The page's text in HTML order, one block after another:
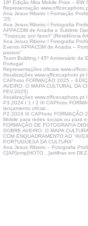
18ª Edição Mira Mobile Prize – BW
Representação
Ana Jesus Ribeiro I Formação
’25:
Ana Jesus Ribeiro I Fotografia
APPACDM de Anadia e Sublime
“Tropeçar, por favor!” (Residência
Ana Jesus Ribeiro I Fotografia
Evento APPACDM de Anadia –
passos”
Team Building / 45º Aniversário da
Portugal
Representações oficiais
Atualizações www.officecaphoto.pt
CAPhoto FORMAÇÃO 2025 –
AVEIRO: O MAPA CULTURAL DA
FEV.2025)
Atualizações www.officecaphoto.pt
P3.2024 I 1 I 2 III CAPhoto
lançamento oficial…
P2.2024 III CAPhoto FORMAÇÃO
Mobile para redes sociais ou para
FORMAÇÃO DE FOTOGRAFIA
SOBRE AVEIRO: O MAPA
COM ENQUADRAMENTO AO
PORTUGUESA DA CULTURA”
Ana Jesus Ribeiro – Fotografia
C[AP]omp[HOTO…]artilhas em